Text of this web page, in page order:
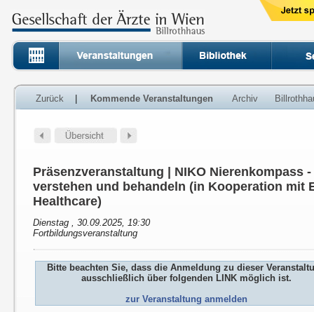
Zurück Kommende Veranstaltungen Archiv
Präsenzveranstaltung | NIKO Nierenkompass
verstehen und behandeln (in Kooperation mit
Healthcare)
Dienstag , 30.09.2025, 19:30
Fortbildungsveranstaltung
Bitte beachten Sie, dass die Anmeldung zu dieser
ausschließlich über folgenden LINK möglich ist.
zur Veranstaltung anmelden